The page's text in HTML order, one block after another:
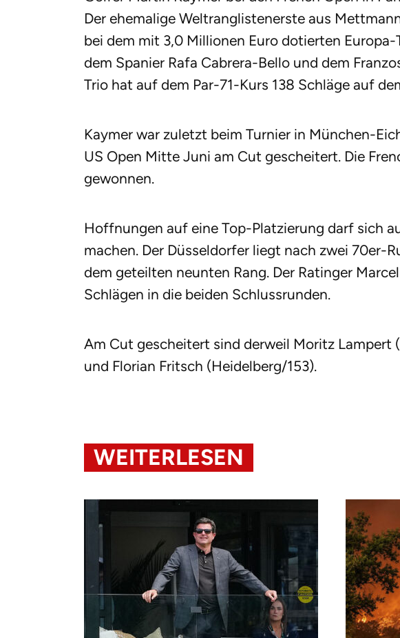
Der ehemalige Weltranglistenerste aus
bei dem mit 3,0 Millionen Euro dotierten
dem Spanier Rafa Cabrera-Bello und dem
Trio hat auf dem Par-71-Kurs 138 Schläge auf
Kaymer war zuletzt beim Turnier in München-
US Open Mitte Juni am Cut gescheitert. Die
gewonnen.
Hoffnungen auf eine Top-Platzierung darf sich
machen. Der Düsseldorfer liegt nach zwei 70er-
dem geteilten neunten Rang. Der Ratinger
Schlägen in die beiden Schlussrunden.
Am Cut gescheitert sind derweil Moritz Lampert
und Florian Fritsch (Heidelberg/153).
WEITERLESEN